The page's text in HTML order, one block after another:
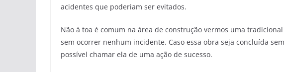
acidentes que poderiam ser evitados.
Não à toa é comum na área de construção vermos uma
sem ocorrer nenhum incidente. Caso essa obra seja concluída
possível chamar ela de uma ação de sucesso.